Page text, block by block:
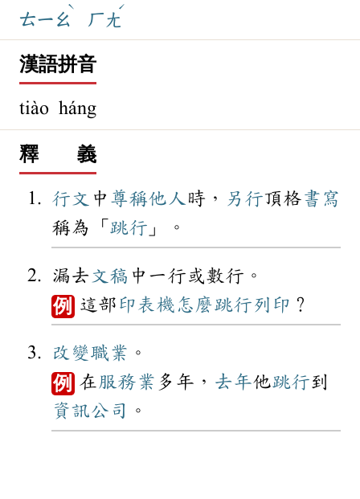
ㄊㄧㄠ
ˋ
ㄏㄤ
ˊ
漢語拼音
tiào háng
釋 義
行文 中 尊稱他人 時， 另行頂格書寫
稱為「 跳行 」。
漏去 文稿 中一行或數行。
例 這部 印表機 怎麼跳行列印 ？
改變職業 。
例 在服務業 多年， 去年他跳行到
資訊公司 。